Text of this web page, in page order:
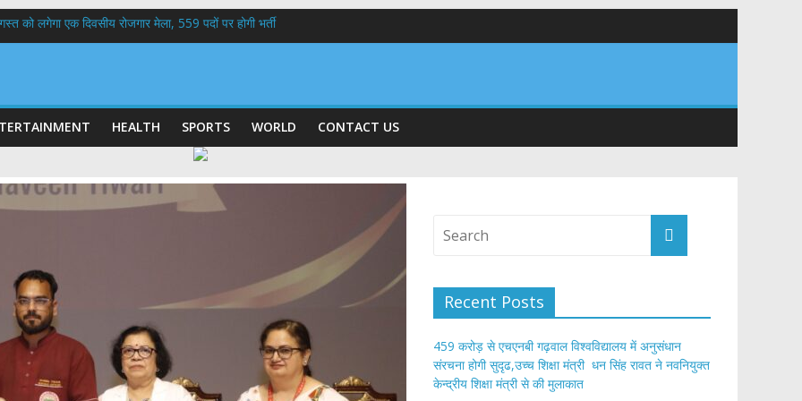
को लगेगा एक दिवसीय रोजगार मेला, 559 पदों पर होगी भर्ती
गढ़वाल विश्वविद्यालय में अनुसंधान संरचना होगी सुदृढ,उच्च शिक्षा मंत्री धन सिंह रावत ने नवनियुक्त केन्द्रीय शिक्षा मंत्री से की मुलाकात
जाएंगे बीएलओ, करेंगे नोटिसों का निस्तारण
HEALTH SPORTS WORLD CONTACT US
Recent Posts
459 करोड़ से एचएनबी गढ़वाल विश्वविद्यालय में अनुसंधान
संरचना होगी सुदृढ,उच्च शिक्षा मंत्री धन सिंह रावत ने नवनियुक्त
केन्द्रीय शिक्षा मंत्री से की मुलाकात